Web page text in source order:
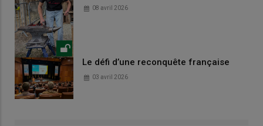
08 avril 2026
Le défi d’une reconquête française
03 avril 2026